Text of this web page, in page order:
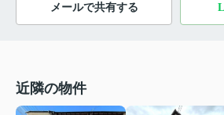
メールで共有する
近隣の物件